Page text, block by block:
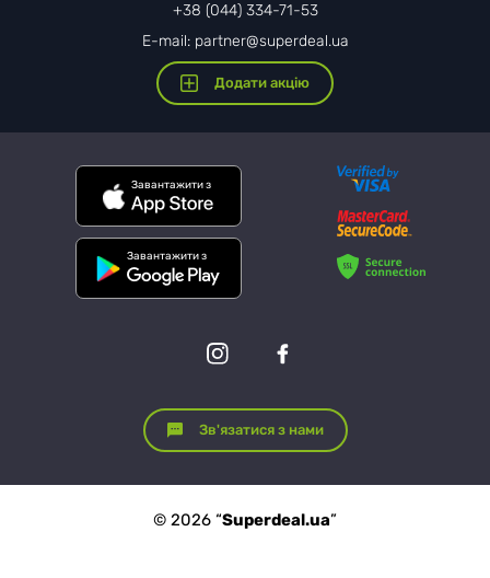
+38 (044) 334-71-53
E-mail: partner@superdeal.ua
Додати акцію
Завантажити з
Завантажити з
Зв'язатися з нами
© 2026 “Superdeal.ua”